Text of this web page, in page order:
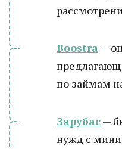
Boostra —
по займам
Зарубас—
нужд с